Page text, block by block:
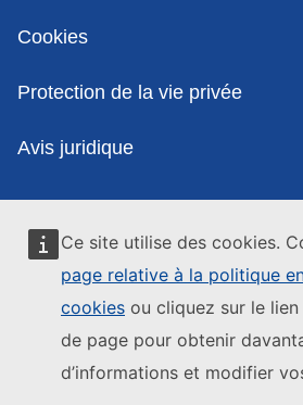
Ce site utilise des cookies.
page relative à la politique
cookies ou cliquez sur le
de page pour obtenir
d’informations et modifier
Cookies
Protection de la vie privée
Avis juridique